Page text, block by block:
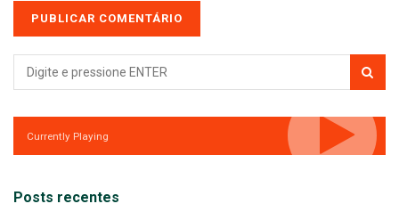
Currently Playing
Posts recentes